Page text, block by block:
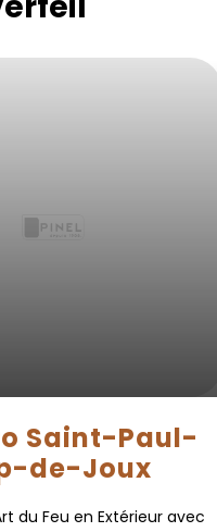
Saint-Paul-
de-Joux
du Feu en Extérieur avec